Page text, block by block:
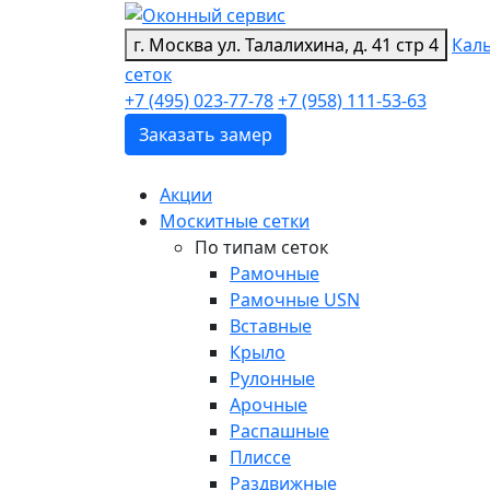
г. Москва ул. Талалихина, д. 41 стр 4
сеток
+7 (495) 023-77-78+7 (958) 111-53-63
Заказать замер
Акции
Москитные сетки
По типам сеток
Рамочные
Рамочные USN
Вставные
Крыло
Рулонные
Арочные
Распашные
Плиссе
Раздвижные